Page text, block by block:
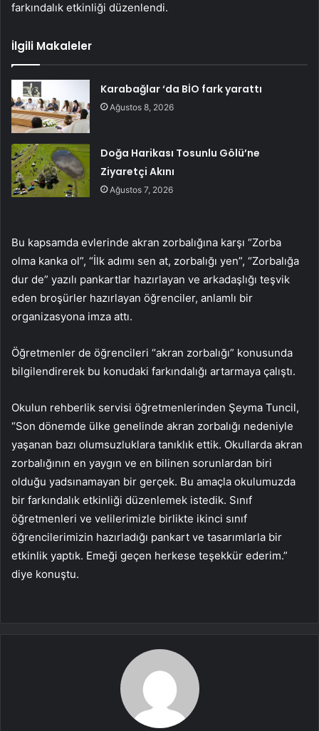
farkındalık etkinliği düzenlendi.
İlgili Makaleler
Karabağlar ‘da BİO fark yarattı
Ağustos 8, 2026
Doğa Harikası Tosunlu Gölü’ne
Ziyaretçi Akını
Ağustos 7, 2026
Bu kapsamda evlerinde akran zorbalığına karşı “Zorba
olma kanka ol”, “İlk adımı sen at, zorbalığı yen”, “Zorbalığa
dur de” yazılı pankartlar hazırlayan ve arkadaşlığı teşvik
eden broşürler hazırlayan öğrenciler, anlamlı bir
organizasyona imza attı.
Öğretmenler de öğrencileri “akran zorbalığı” konusunda
bilgilendirerek bu konudaki farkındalığı artarmaya çalıştı.
Okulun rehberlik servisi öğretmenlerinden Şeyma Tuncil,
“Son dönemde ülke genelinde akran zorbalığı nedeniyle
yaşanan bazı olumsuzluklara tanıklık ettik. Okullarda akran
zorbalığının en yaygın ve en bilinen sorunlardan biri
olduğu yadsınamayan bir gerçek. Bu amaçla okulumuzda
bir farkındalık etkinliği düzenlemek istedik. Sınıf
öğretmenleri ve velilerimizle birlikte ikinci sınıf
öğrencilerimizin hazırladığı pankart ve tasarımlarla bir
etkinlik yaptık. Emeği geçen herkese teşekkür ederim.”
diye konuştu.